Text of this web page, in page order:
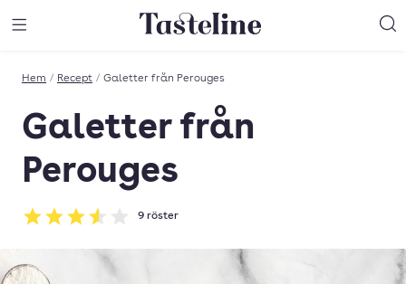
Till Tastelines startsida
Hem / Recept / Galetter från Perouges
Galetter från
Perouges
Betyg: 3.56 av 5
9 röster